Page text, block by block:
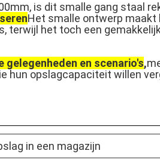
is dit smalle gang staal
Het smalle ontwerp maakt
terwijl het toch een
en scenario's,
hun opslagcapaciteit willen
in een magazijn